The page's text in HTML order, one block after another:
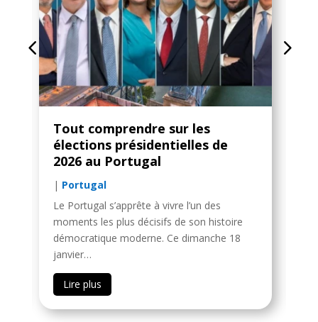
Tout comprendre sur les
élections présidentielles de
2026 au Portugal
| Portugal
Le Portugal s’apprête à vivre l’un des
moments les plus décisifs de son histoire
démocratique moderne. Ce dimanche 18
janvier…
Lire plus